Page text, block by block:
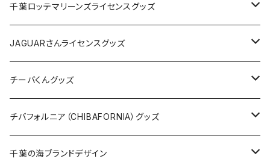
缶バッジ
ホテルキーホルダー
アクリルキーホルダー
ホテルキーホルダー
クリアファイル
Tシャツ
キャップ
キャップ
バッグ
ステッカー
缶バッジ
キーホルダー
Tシャツ
キャップ
バッグ
ステッカー
缶バッジ
千葉ロッテマリーンズライセンスグッズ
ステッカー
ステッカー
ステッカー大
缶バッジ
缶バッジ32mm
缶バッジ54mm
エコバッグ
JAGUARさんコラボグッズ
JAGUARさんライセンスグッズ
Tシャツ
ステッカー
缶バッジ
チーバくんグッズ
Tシャツ
キャップ
チバフォルニア（CHIBAFORNIA）グッズ
Tシャツ
千葉の海ブランドデザイン